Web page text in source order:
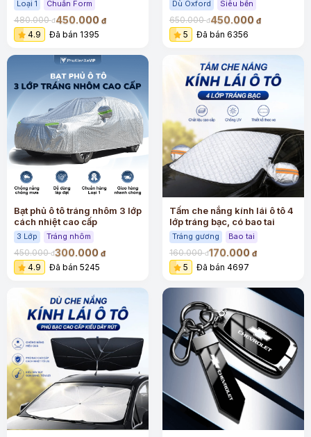
Loại 1 Chuẩn Form
480.000đ450.000 đ
4.9 Đã bán 1395
Dù Oxford Siêu bền
650.000đ450.000 đ
5 Đã bán 6356
Bạt phủ ô tô tráng nhôm 3 lớp
cách nhiệt cao cấp
3 Lớp Tráng nhôm
450.000đ300.000 đ
4.9 Đã bán 5245
Tấm che nắng kính lái ô tô 4
lớp tráng bạc, có bao tai
Tráng gương Bao tai
160.000đ170.000 đ
5 Đã bán 4697